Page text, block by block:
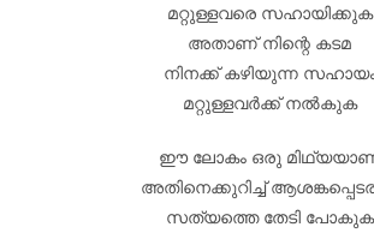
മറ്റുള്ളവരെ സഹായിക്കുക
അതാണ് നിന്റെ കടമ
നിനക്ക് കഴിയുന്ന
മറ്റുള്ളവർക്ക് നൽകുക
ഈ ലോകം ഒരു
അതിനെക്കുറിച്ച്
സത്യത്തെ തേടി പോകുക